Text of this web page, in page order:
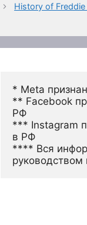
History of
* Meta
** Facebook
РФ
*** Instagram
в РФ
**** Вся
руководством